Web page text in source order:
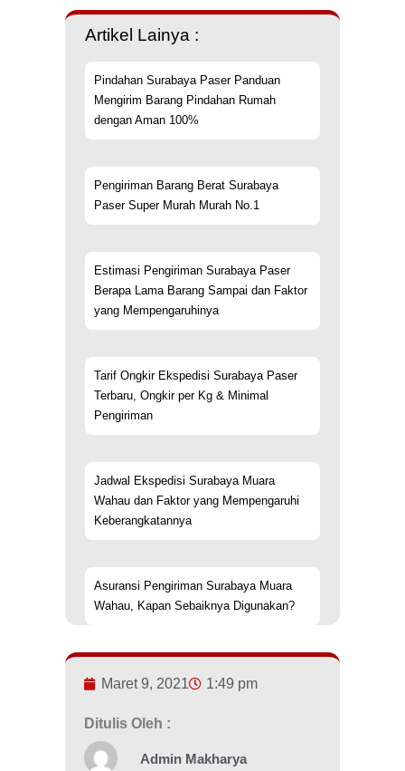
Artikel Lainya :
Pindahan Surabaya Paser Panduan
Mengirim Barang Pindahan Rumah
dengan Aman 100%
Pengiriman Barang Berat Surabaya
Paser Super Murah Murah No.1
Estimasi Pengiriman Surabaya Paser
Berapa Lama Barang Sampai dan Faktor
yang Mempengaruhinya
Tarif Ongkir Ekspedisi Surabaya Paser
Terbaru, Ongkir per Kg & Minimal
Pengiriman
Jadwal Ekspedisi Surabaya Muara
Wahau dan Faktor yang Mempengaruhi
Keberangkatannya
Asuransi Pengiriman Surabaya Muara
Wahau, Kapan Sebaiknya Digunakan?
Maret 9, 2021 1:49 pm
Ditulis Oleh :
Admin Makharya